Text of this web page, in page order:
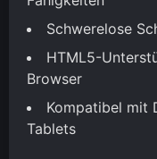
Schwerelose
HTML5-
Browser
Kompatibel mit
Tablets